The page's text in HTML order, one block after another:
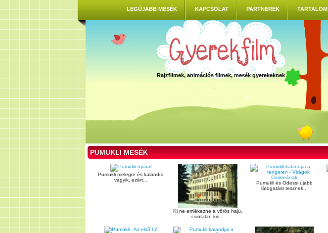
LEGÚJABB MESÉK KAPCSOLAT PARTNEREK TARTALOM
Rajzfilmek, animációs filmek, mesék gyerekeknek
PUMUKLI MESÉK
Pumukli melegre és kalandra
vágyik, ezért...
Ki ne emlékezne a vörös hajú,
csintalan kis...
Pumukli és Odessi újabb
látogatást tesznek...